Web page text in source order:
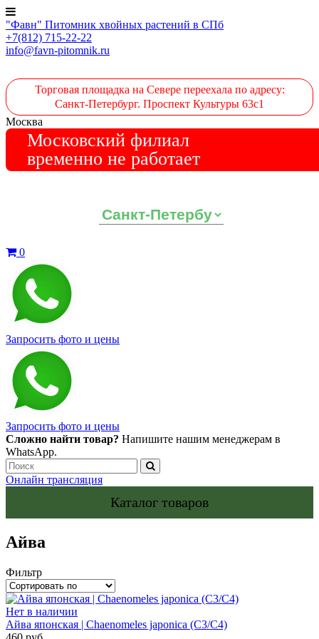
"Фавн" Питомник хвойных растений в СПб
+7(812) 715-22-22
info@favn-pitomnik.ru
Торговая площадка на Севере переехала по адресу:
Санкт-Петербург. Проспект Культуры 63с1
Москва
Московский филиал
временно не работает
0
Запросить фото и цены
Запросить фото и цены
Сложно найти товар? Напишите нашим менеджерам в
WhatsApp.
Онлайн трансляция
Каталог товаров
Айва
Фильтр
Нет в наличии
Айва японская | Chaenomeles japonica (С3/С4)